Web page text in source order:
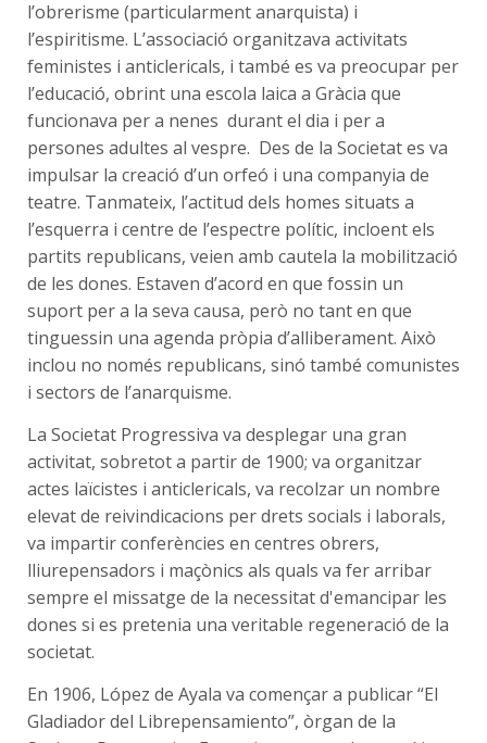
l’obrerisme (particularment anarquista) i
l’espiritisme. L’associació organitzava activitats
feministes i anticlericals, i també es va preocupar per
l’educació, obrint una escola laica a Gràcia que
funcionava per a nenes durant el dia i per a
persones adultes al vespre. Des de la Societat es va
impulsar la creació d’un orfeó i una companyia de
teatre. Tanmateix, l’actitud dels homes situats a
l’esquerra i centre de l’espectre polític, incloent els
partits republicans, veien amb cautela la mobilització
de les dones. Estaven d’acord en que fossin un
suport per a la seva causa, però no tant en que
tinguessin una agenda pròpia d’alliberament. Això
inclou no només republicans, sinó també comunistes
i sectors de l’anarquisme.
La Societat Progressiva va desplegar una gran
activitat, sobretot a partir de 1900; va organitzar
actes laïcistes i anticlericals, va recolzar un nombre
elevat de reivindicacions per drets socials i laborals,
va impartir conferències en centres obrers,
lliurepensadors i maçònics als quals va fer arribar
sempre el missatge de la necessitat d'emancipar les
dones si es pretenia una veritable regeneració de la
societat.
En 1906, López de Ayala va començar a publicar “El
Gladiador del Librepensamiento”, òrgan de la